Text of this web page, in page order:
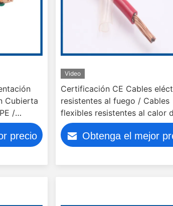
Cubierta
/
precio
Video
Certificación CE Cables
resistentes al fuego / Cables
flexibles resistentes al calor
solo núcleo / Tensión
450/750VObtenga el mejor